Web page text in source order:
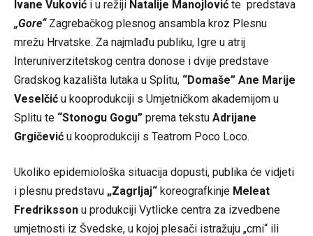
Ivane Vuković i u režiji Natalije Manojlović te predstava
„Gore“ Zagrebačkog plesnog ansambla kroz Plesnu
mrežu Hrvatske. Za najmlađu publiku, Igre u atrij
Interuniverzitetskog centra donose i dvije predstave
Gradskog kazališta lutaka u Splitu, “Domaše” Ane Marije
Veselčić u kooprodukciji s Umjetničkom akademijom u
Splitu te “Stonogu Gogu” prema tekstu Adrijane
Grgičević u kooprodukciji s Teatrom Poco Loco.
Ukoliko epidemiološka situacija dopusti, publika će vidjeti
i plesnu predstavu „Zagrljaj“ koreografkinje Meleat
Fredriksson u produkciji Vytlicke centra za izvedbene
umjetnosti iz Švedske, u kojoj plesači istražuju „crni“ ili